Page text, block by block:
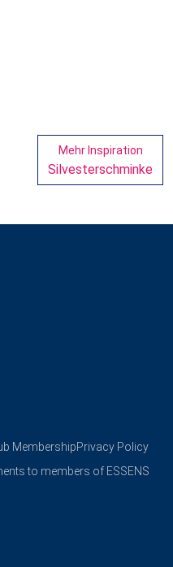
Mehr Inspiration
Silvesterschminke
MembershipPrivacy Policy
to members of ESSENS